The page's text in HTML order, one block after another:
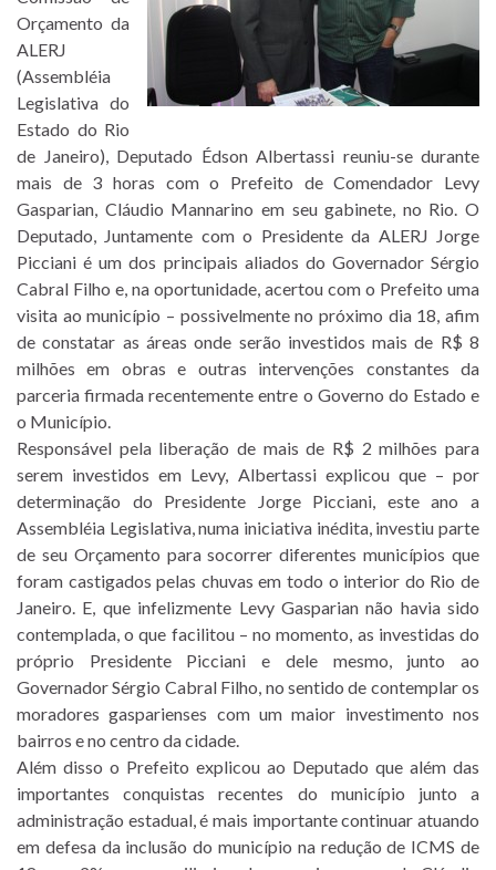
Orçamento da
ALERJ
(Assembléia
Legislativa do
Estado do Rio
de Janeiro), Deputado Édson Albertassi reuniu-se durante
mais de 3 horas com o Prefeito de Comendador Levy
Gasparian, Cláudio Mannarino em seu gabinete, no Rio. O
Deputado, Juntamente com o Presidente da ALERJ Jorge
Picciani é um dos principais aliados do Governador Sérgio
Cabral Filho e, na oportunidade, acertou com o Prefeito uma
visita ao município – possivelmente no próximo dia 18, afim
de constatar as áreas onde serão investidos mais de R$ 8
milhões em obras e outras intervenções constantes da
parceria firmada recentemente entre o Governo do Estado e
o Município.
Responsável pela liberação de mais de R$ 2 milhões para
serem investidos em Levy, Albertassi explicou que – por
determinação do Presidente Jorge Picciani, este ano a
Assembléia Legislativa, numa iniciativa inédita, investiu parte
de seu Orçamento para socorrer diferentes municípios que
foram castigados pelas chuvas em todo o interior do Rio de
Janeiro. E, que infelizmente Levy Gasparian não havia sido
contemplada, o que facilitou – no momento, as investidas do
próprio Presidente Picciani e dele mesmo, junto ao
Governador Sérgio Cabral Filho, no sentido de contemplar os
moradores gasparienses com um maior investimento nos
bairros e no centro da cidade.
Além disso o Prefeito explicou ao Deputado que além das
importantes conquistas recentes do município junto a
administração estadual, é mais importante continuar atuando
em defesa da inclusão do município na redução de ICMS de